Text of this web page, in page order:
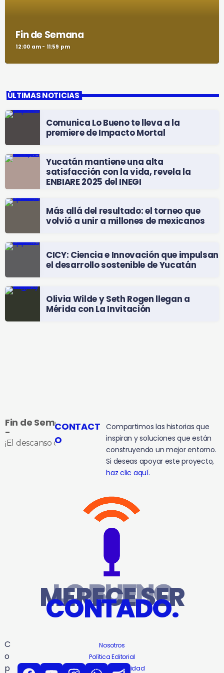
Fin de Semana
12:00 am - 11:59 pm
ÚLTIMAS NOTICIAS
Comunica Lo Bueno te lleva a la
premiere de Impacto Mortal
Yucatán mantiene una alta
satisfacción con la vida, revela la
ENBIARE 2025 del INEGI
Más allá del resultado: el torneo que
volvió a unir a millones de mexicanos
CICY: Ciencia e Innovación que impulsan
el desarrollo sostenible de Yucatán
Olivia Wilde y Seth Rogen llegan a
Mérida con La Invitación
Fin de Semana
-
¡El descanso que te ganaste!
CONTACT
O
Compartimos las historias que
inspiran y soluciones que están
construyendo un mejor entorno.
Si deseas apoyar este proyecto,
haz clic aquí.
LO BUENO
MERECE SER
CONTADO.
C
o
p
Nosotros
Política Editorial
Politicas de Privacidad